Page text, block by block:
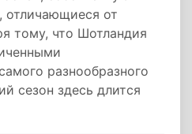
отличающиеся от
тому, что Шотландия
разнообразного
сезон здесь длится